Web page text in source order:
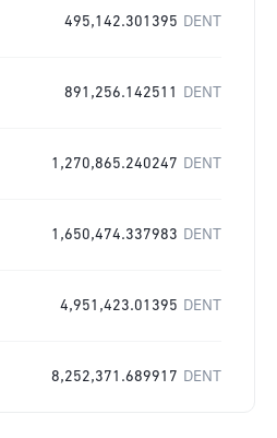
495,142.301395 DENT
891,256.142511 DENT
1,270,865.240247 DENT
1,650,474.337983 DENT
4,951,423.01395 DENT
8,252,371.689917 DENT